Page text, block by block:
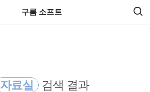
구름 소프트
자료실 검색 결과